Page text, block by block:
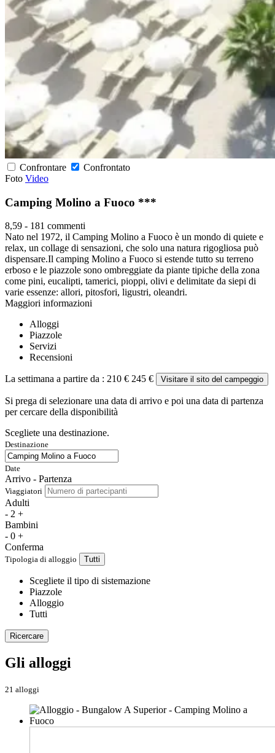
Confrontare
Confrontato
Foto Video
Camping Molino a Fuoco ***
8,59 - 181 commenti
Nato nel 1972, il Camping Molino a Fuoco è un mondo di quiete e
relax, un collage di sensazioni, che solo una natura rigogliosa può
dispensare.Il camping Molino a Fuoco si estende tutto su terreno
erboso e le piazzole sono ombreggiate da piante tipiche della zona
come pini, eucalipti, tamerici, pioppi, olivi e delimitate da siepi di
varie essenze: allori, pitosfori, ligustri, oleandri.
Maggiori informazioni
Alloggi
Piazzole
Servizi
Recensioni
La settimana a partire da : 210 € 245 € Visitare il sito del campeggio
Si prega di selezionare una data di arrivo e poi una data di partenza
per cercare della disponibilità
Scegliete una destinazione.
Destinazione
Date
Arrivo - Partenza
Viaggiatori
Adulti
- 2 +
Bambini
- 0 +
Conferma
Tipologia di alloggio Tutti
Scegliete il tipo di sistemazione
Piazzole
Alloggio
Tutti
Ricercare
Gli alloggi
21 alloggi